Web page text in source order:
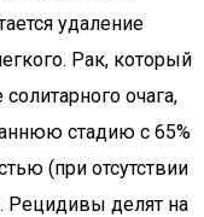
удаление
Рак, который
очага,
стадию с 65%
(при отсутствии
Рецидивы делят на